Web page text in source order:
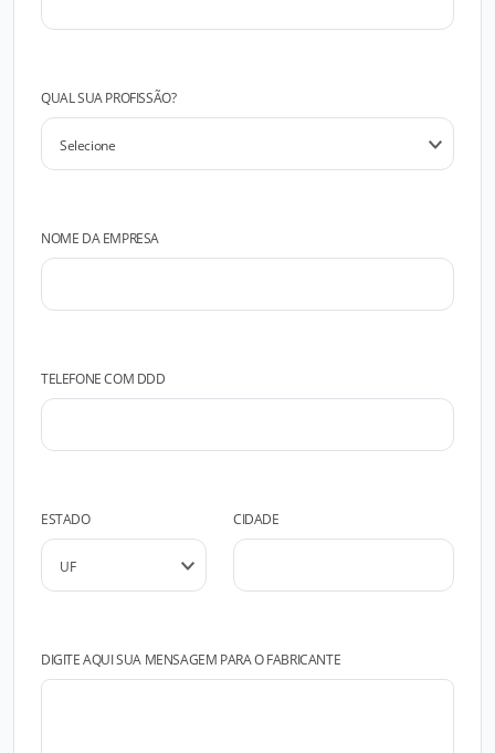
QUAL SUA PROFISSÃO?
NOME DA EMPRESA
TELEFONE COM DDD
ESTADO CIDADE
DIGITE AQUI SUA MENSAGEM PARA O FABRICANTE